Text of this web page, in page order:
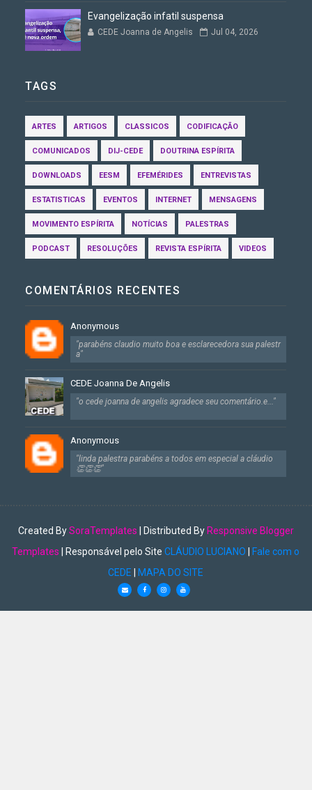
Evangelização infatil suspensa
CEDE Joanna de Angelis Jul 04, 2026
TAGS
ARTES ARTIGOS CLASSICOS CODIFICAÇÃO
COMUNICADOS DIJ-CEDE DOUTRINA ESPÍRITA
DOWNLOADS EESM EFEMÉRIDES ENTREVISTAS
ESTATISTICAS EVENTOS INTERNET MENSAGENS
MOVIMENTO ESPÍRITA NOTÍCIAS PALESTRAS
PODCAST RESOLUÇÕES REVISTA ESPÍRITA VIDEOS
COMENTÁRIOS RECENTES
Anonymous
"parabéns claudio muito boa e esclarecedora sua palestr
a"
CEDE Joanna De Angelis
"o cede joanna de angelis agradece seu comentário.e..."
Anonymous
"linda palestra parabéns a todos em especial a cláudio
👏👏👏"
Created BySoraTemplates | Distributed By Responsive Blogger
Templates | Responsável pelo SiteCLÁUDIO LUCIANO
Fale com o
CEDE
MAPA DO SITE